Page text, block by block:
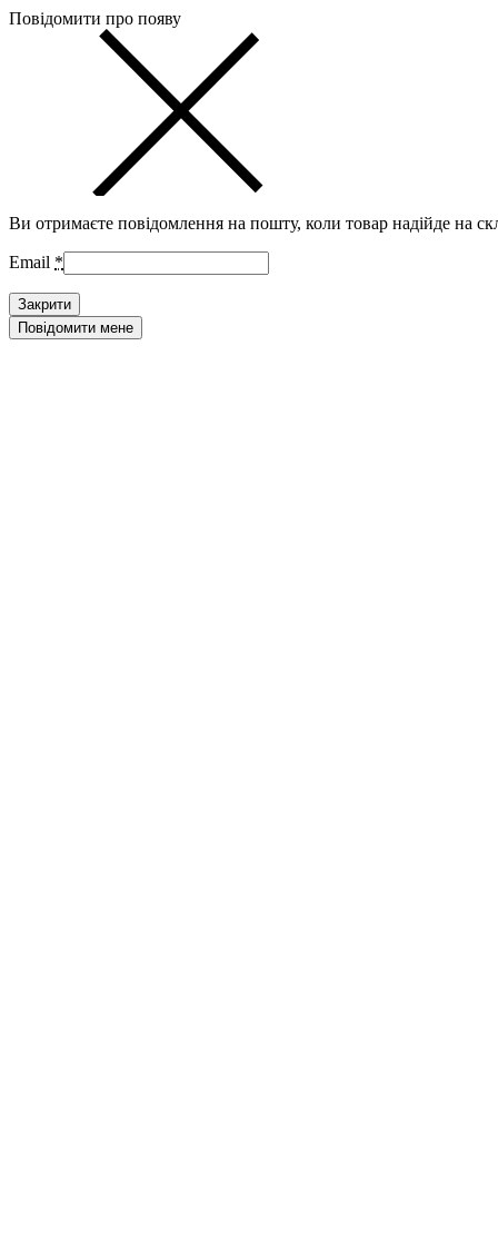
Повідомити про появу
Ви отримаєте повідомлення на пошту, коли товар надійде на
Email *
Закрити
Повідомити мене